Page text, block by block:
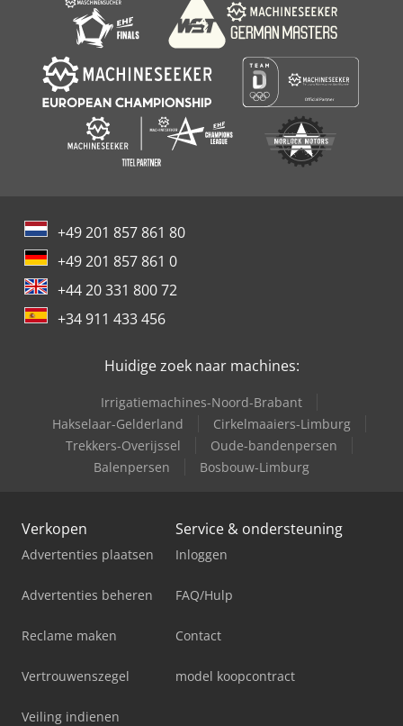
+49 201 857 861 80
+49 201 857 861 0
+44 20 331 800 72
+34 911 433 456
Huidige zoek naar machines:
Irrigatiemachines-Noord-Brabant
Hakselaar-Gelderland
Cirkelmaaiers-Limburg
Trekkers-Overijssel
Oude-bandenpersen
Balenpersen
Bosbouw-Limburg
Verkopen
Advertenties plaatsen
Advertenties beheren
Reclame maken
Vertrouwenszegel
Veiling indienen
Service & ondersteuning
Inloggen
FAQ/Hulp
Contact
model koopcontract